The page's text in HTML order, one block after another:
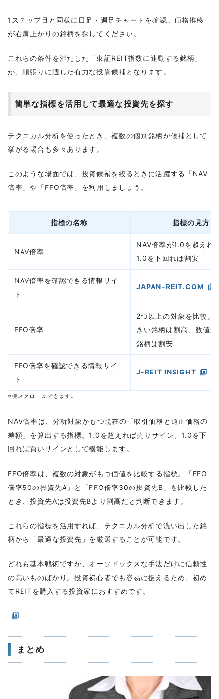
1ステップ目と同様に日足・週足チャートを確認。価格推移
が右肩上がりの銘柄を探してください。
これらの条件を満たした「東証REIT指数に連動する銘柄」
が、順張りに適した有力な投資候補となります。
簡単な指標を活用して最適な投資先を探す
テクニカル分析を使ったとき、複数の個別銘柄が候補として
挙がる場合も多々あります。
このような場面では、投資候補を絞るときに活躍する「NAV
倍率」や「FFO倍率」を利用しましょう。
指標の名称 指標の見方
NAV倍率
NAV倍率が1.0を超えれ
1.0を下回れば割安
NAV倍率を確認できる情報サイ
ト
JAPAN-REIT.COM
FFO倍率
2つ以上の対象を比較。
きい銘柄は割高、数値
銘柄は割安
FFO倍率を確認できる情報サイ
ト
J-REIT INSIGHT
※横スクロールできます。
NAV倍率は、分析対象がもつ現在の「取引価格と適正価格の
差額」を算出する指標。1.0を超えれば売りサイン、1.0を下
回れば買いサインとして機能します。
FFO倍率は、複数の対象がもつ価値を比較する指標。「FFO
倍率50の投資先A」と「FFO倍率30の投資先B」を比較した
とき、投資先Aは投資先Bより割高だと判断できます。
これらの指標を活用すれば、テクニカル分析で洗い出した銘
柄から「最適な投資先」を厳選することが可能です。
どれも基本戦術ですが、オーソドックスな手法だけに信頼性
の高いものばかり。投資初心者でも容易に扱えるため、初め
てREITを購入する投資家におすすめです。
まとめ